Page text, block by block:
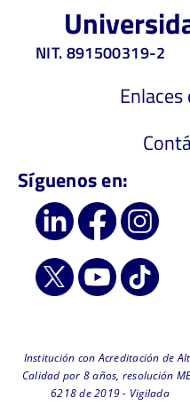
NIT. 891500319-2
Síguenos en:
Institución con Acreditación de
Calidad por 8 años, resolución
6218 de 2019 - Vigilada